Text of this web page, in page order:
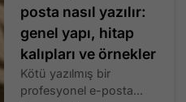
posta nasıl yazılır:
genel yapı, hitap
kalıpları ve örnekler
Kötü yazılmış bir
profesyonel e-posta...